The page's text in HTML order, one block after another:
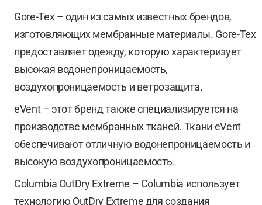
Gore-Tex – один из самых известных брендов,
изготовляющих мембранные материалы. Gore-Tex
предоставляет одежду, которую характеризует
высокая водонепроницаемость,
воздухопроницаемость и ветрозащита.
eVent – этот бренд также специализируется на
производстве мембранных тканей. Ткани eVent
обеспечивают отличную водонепроницаемость и
высокую воздухопроницаемость.
Columbia OutDry Extreme – Columbia использует
технологию OutDry Extreme для создания